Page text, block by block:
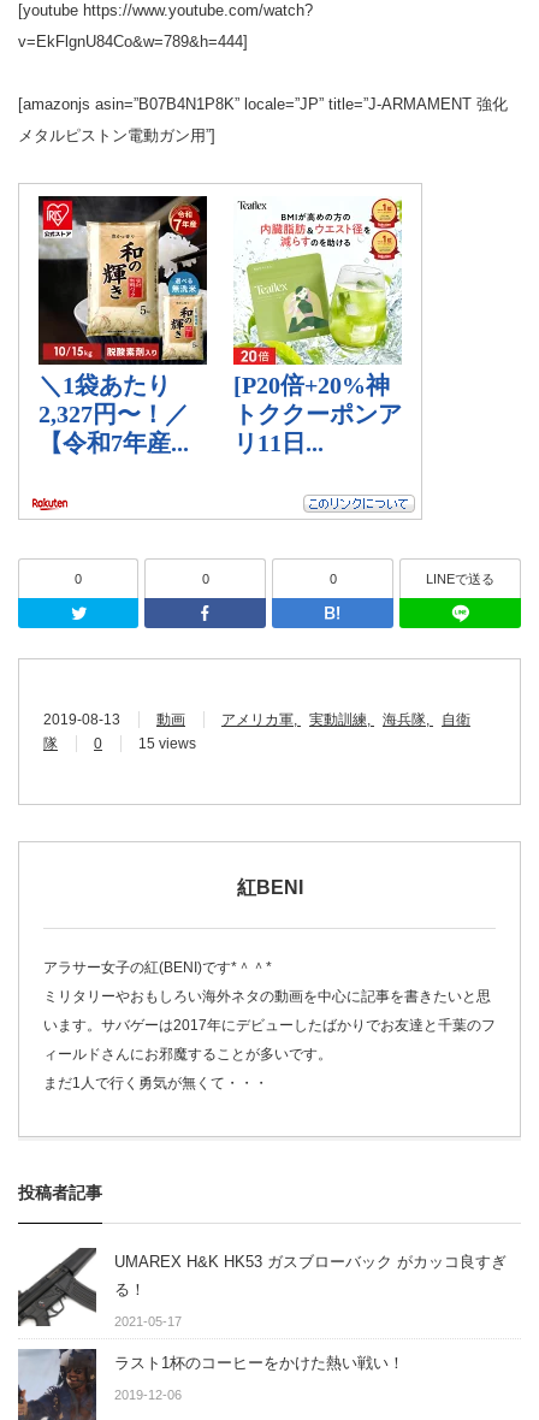
[youtube https://www.youtube.com/watch?
v=EkFlgnU84Co&w=789&h=444]
[amazonjs asin=”B07B4N1P8K” locale=”JP” title=”J-ARMAMENT 強化
メタルピストン電動ガン用”]
0
Twitter
0
Facebook
0
はてなブッ
LINEで送る
2019-08-13 動画 アメリカ軍 実動訓練 海兵隊
自衛
隊
0 15 views
紅BENI
アラサー女子の紅(BENI)です*＾＾*
ミリタリーやおもしろい海外ネタの動画を中心に記事を書きたいと思
います。サバゲーは2017年にデビューしたばかりでお友達と千葉のフ
ィールドさんにお邪魔することが多いです。
まだ1人で行く勇気が無くて・・・
投稿者記事
UMAREX H&K HK53 ガスブローバック がカッコ良すぎ
る！
2021-05-17
ラスト1杯のコーヒーをかけた熱い戦い！
2019-12-06